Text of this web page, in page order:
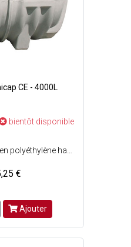
CE - 4000L
bientôt disponible
€
Ajouter